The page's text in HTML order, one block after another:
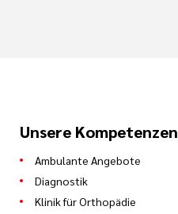
Unsere Kompetenzen
Ambulante Angebote
Diagnostik
Klinik für Orthopädie